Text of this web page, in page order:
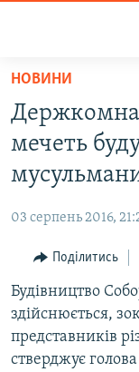
Перейти
основного
матеріалу
до
основної
навігації
Перейти
пошуку
ВОДА.КРИМ
ВІДЕО ТА ФОТО
БЛОГИ
ПОГЛЯД
ІНТЕРВ'Ю
ВСЕ ЗА ДЕНЬ
СПЕЦПРОЕКТИ
НОВИНИ
мечеть
03 серпень 2016,
Поділитись
Будівництво
здійснюється,
представників
стверджує